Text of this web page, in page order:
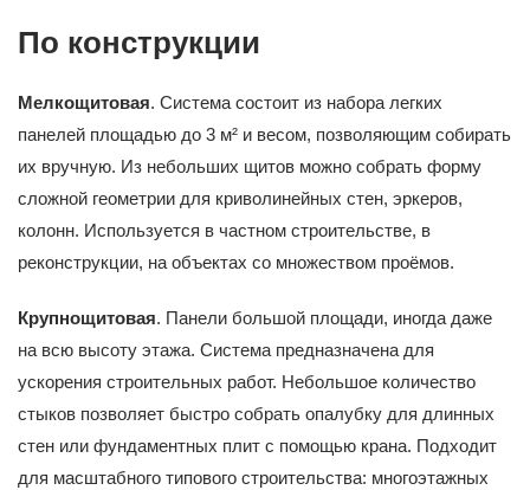
По конструкции
Мелкощитовая. Система состоит из набора легких
панелей площадью до 3 м² и весом, позволяющим собирать
их вручную. Из небольших щитов можно собрать форму
сложной геометрии для криволинейных стен, эркеров,
колонн. Используется в частном строительстве, в
реконструкции, на объектах со множеством проёмов.
Крупнощитовая. Панели большой площади, иногда даже
на всю высоту этажа. Система предназначена для
ускорения строительных работ. Небольшое количество
стыков позволяет быстро собрать опалубку для длинных
стен или фундаментных плит с помощью крана. Подходит
для масштабного типового строительства: многоэтажных